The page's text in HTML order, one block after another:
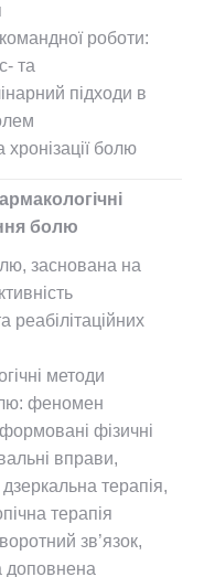
роботи:
та
підходи в
хронізації болю
болю
заснована на
реабілітаційних
методи
феномен
фізичні
вправи,
терапія,
терапія
зв’язок,
доповнена